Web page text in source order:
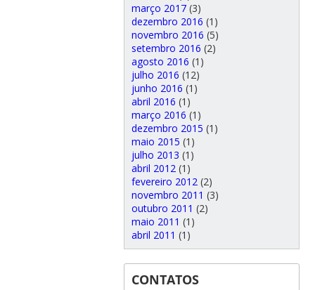
março 2017(3)
dezembro 2016 (1)
novembro 2016 (5)
setembro 2016 (2)
agosto 2016 (1)
julho 2016 (12)
junho 2016 (1)
abril 2016 (1)
março 2016 (1)
dezembro 2015 (1)
maio 2015 (1)
julho 2013 (1)
abril 2012 (1)
fevereiro 2012 (2)
novembro 2011 (3)
outubro 2011 (2)
maio 2011 (1)
abril 2011 (1)
CONTATOS